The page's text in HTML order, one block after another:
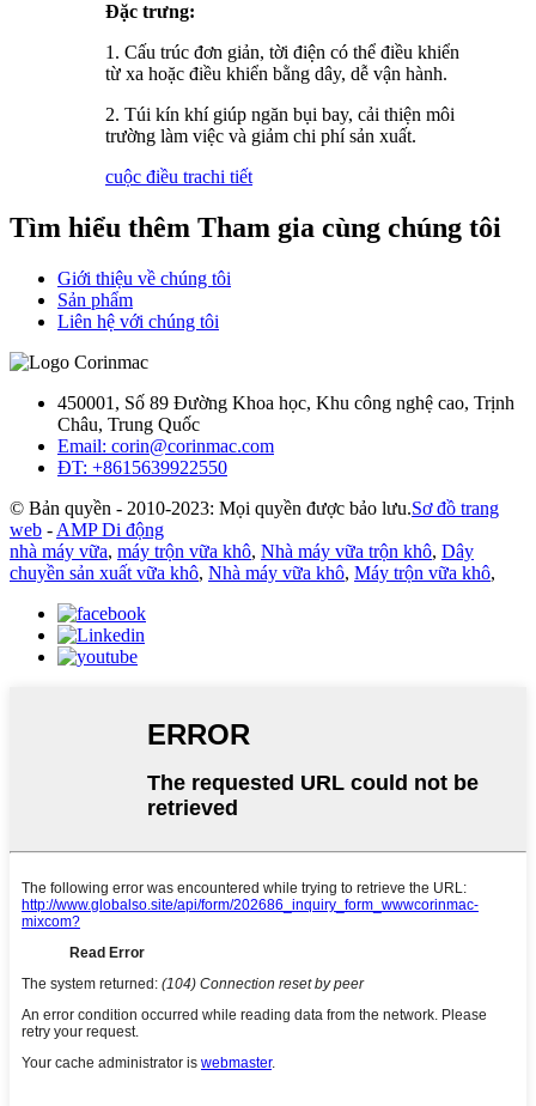
Đặc trưng:
1. Cấu trúc đơn giản, tời điện có thể điều khiển
từ xa hoặc điều khiển bằng dây, dễ vận hành.
2. Túi kín khí giúp ngăn bụi bay, cải thiện môi
trường làm việc và giảm chi phí sản xuất.
cuộc điều trachi tiết
Tìm hiểu thêm Tham gia cùng chúng tôi
Giới thiệu về chúng tôi
Sản phẩm
Liên hệ với chúng tôi
450001, Số 89 Đường Khoa học, Khu công nghệ cao, Trịnh
Châu, Trung Quốc
Email: corin@corinmac.com
ĐT: +8615639922550
© Bản quyền - 2010-2023: Mọi quyền được bảo lưu.Sơ đồ trang
web - AMP Di động
nhà máy vữa, máy trộn vữa khô, Nhà máy vữa trộn khô, Dây
chuyền sản xuất vữa khô, Nhà máy vữa khô, Máy trộn vữa khô,